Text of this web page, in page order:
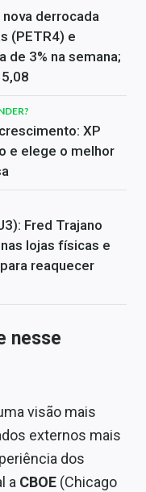
derrocada
(PETR4) e
de 3% na semana;
XP
e elege o melhor
Fred Trajano
lojas físicas e
reaquecer
nesse
visão mais
externos mais
dos
a CBOE (Chicago